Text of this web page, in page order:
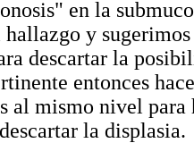
en la
hallazgo y
descartar la
entonces
al mismo nivel
la displasia.